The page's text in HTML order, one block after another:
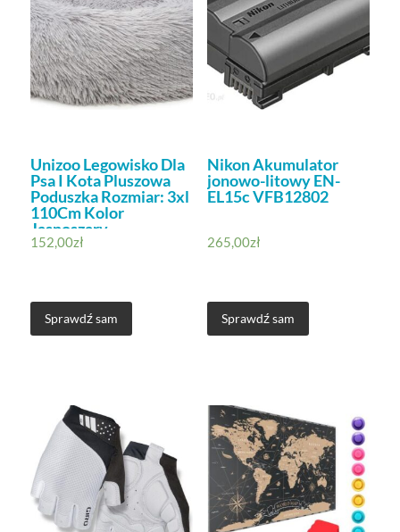
Unizoo Legowisko Dla
Psa I Kota Pluszowa
Poduszka Rozmiar: 3xl
110Cm Kolor
Jasnoszary
152,00zł
Sprawdź sam
Nikon Akumulator
jonowo-litowy EN-
EL15c VFB12802
265,00zł
Sprawdź sam